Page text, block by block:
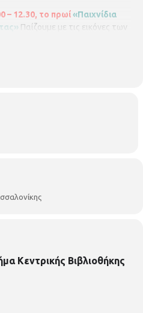
– 12.30, το πρωί«Παιχνίδια
Παίζουμε με τις εικόνες των
πιο παρατηρητικοί. Για παιδιά
προεγγραφή στο
Κεντρικής Βιβλιοθήκης